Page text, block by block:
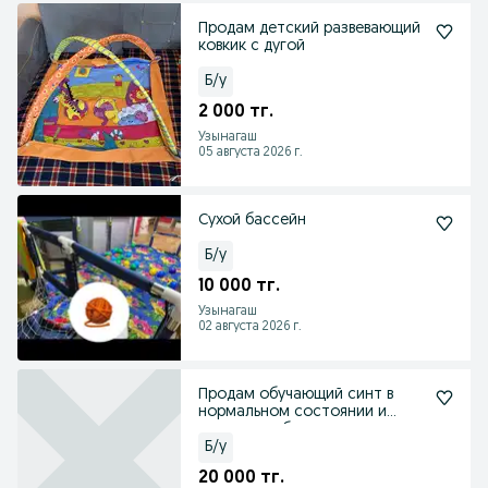
Продам детский развевающий
ковкик с дугой
Б/у
2 000 тг.
Узынагаш
05 августа 2026 г.
Сухой бассейн
Б/у
10 000 тг.
Узынагаш
02 августа 2026 г.
Продам обучающий синт в
нормальном состоянии и
Б/у
20 000 тг.